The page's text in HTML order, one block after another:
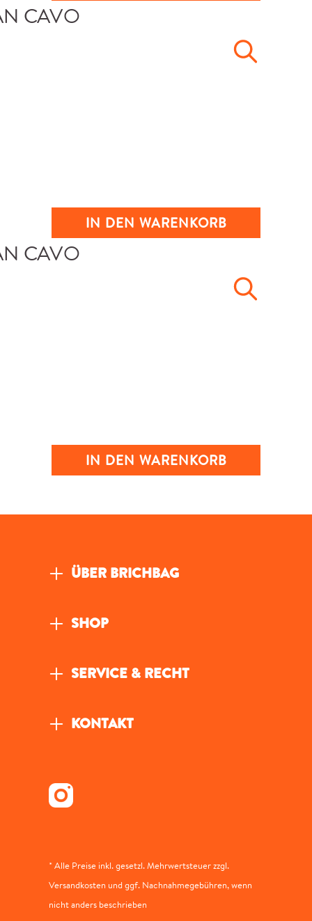
IN DEN WARENKORB
IN DEN WARENKORB
ÜBER BRICHBAG
SHOP
SERVICE & RECHT
KONTAKT
* Alle Preise inkl. gesetzl. Mehrwertsteuer zzgl.
Versandkosten und ggf. Nachnahmegebühren, wenn
nicht anders beschrieben